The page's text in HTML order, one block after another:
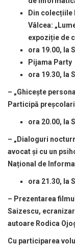
Din colecțiile
Vâlcea:
expoziție de
ora 19.00, la
Pijama Party
ora 19.30, la
– „Ghicește
Participă
ora 20.00, la
– „Dialoguri
avocat și cu un
Național de
ora 21.30, la
– Prezentarea
Saizescu,
autoare Rodica
Cu participarea